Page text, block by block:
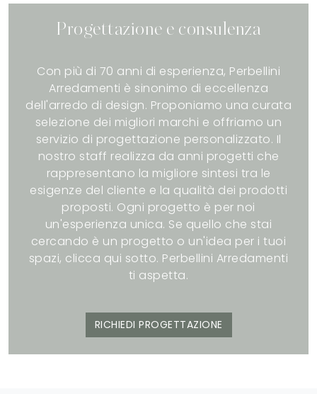
Progettazione e consulenza
Con più di 70 anni di esperienza, Perbellini
Arredamenti è sinonimo di eccellenza
dell'arredo di design. Proponiamo una curata
selezione dei migliori marchi e offriamo un
servizio di progettazione personalizzato. Il
nostro staff realizza da anni progetti che
rappresentano la migliore sintesi tra le
esigenze del cliente e la qualità dei prodotti
proposti. Ogni progetto è per noi
un'esperienza unica. Se quello che stai
cercando è un progetto o un'idea per i tuoi
spazi, clicca qui sotto. Perbellini Arredamenti
ti aspetta.
RICHIEDI PROGETTAZIONE